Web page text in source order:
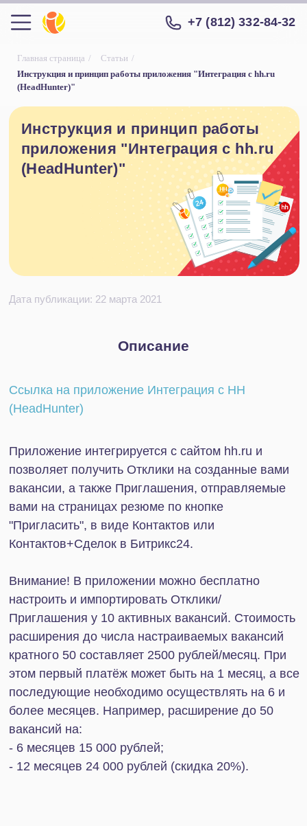
+7 (812) 332-84-32
Главная страница / Статьи /
Инструкция и принцип работы приложения "Интеграция с hh.ru
(HeadHunter)"
Инструкция и принцип работы
приложения "Интеграция с hh.ru
Ссылка на приложение Интеграция с HH
Описание
вакансии, а также Приглашения, отправляемые
Контактов+Сделок в Битрикс24.
Внимание! В приложении можно бесплатно
расширения до числа настраиваемых вакансий
кратного 50 составляет 2500 рублей/месяц. При
последующие необходимо осуществлять на 6 и
более месяцев. Например, расширение до 50
вакансий на:
- 6 месяцев 15 000 рублей;
- 12 месяцев 24 000 рублей (скидка 20%).
Установите приложение на свой портал
Битрикс24
установленного приложения от того
пользователя, кто имеет право создавать
Контакты и Сделки в требуемых
направлениях, а также имеющий доступ к тем
вакансиям на стороне Head Hunter, Отклики и
Приглашения с которых требуется
После авторизации через некоторое время
Настройка интеграции